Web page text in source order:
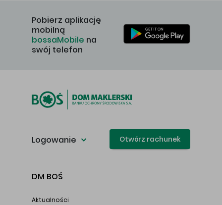
Pobierz aplikację
mobilną
bossaMobile na
swój telefon
Logowanie Otwórz rachunek
DM BOŚ
Aktualności